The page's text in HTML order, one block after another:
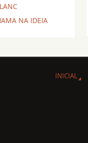
NA IDEIA
INICIAL